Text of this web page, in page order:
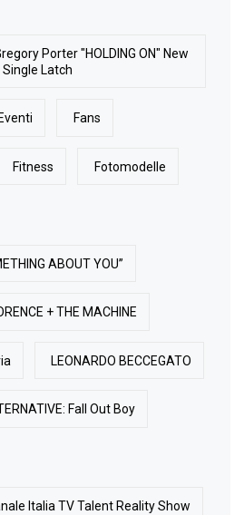
Porter "HOLDING ON" New
Single Latch
Eventi Fans
Fitness Fotomodelle
ABOUT YOU”
+ THE MACHINE
LEONARDO BECCEGATO
Fall Out Boy
Italia TV Talent Reality Show